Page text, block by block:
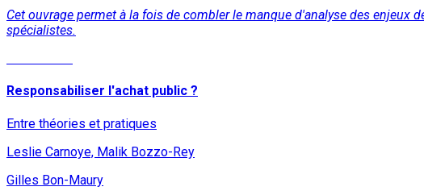
Cet ouvrage permet à la fois de combler le manque d'analyse des enjeux
spécialistes.
Responsabiliser l'achat public ?
Entre théories et pratiques
Leslie Carnoye, Malik Bozzo-Rey
Gilles Bon-Maury